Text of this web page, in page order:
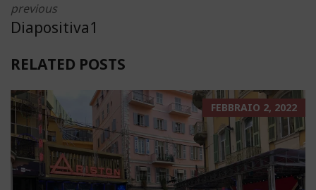
previous
Diapositiva1
RELATED POSTS
FEBBRAIO 2, 2022